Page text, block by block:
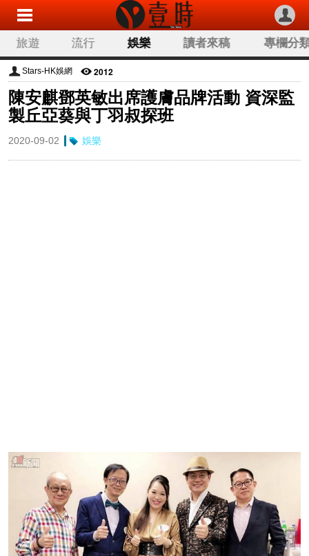
旅遊 流行 娛樂 讀者來稿 專欄分
Stars-HK娛網 2012
陳安麒鄧英敏出席護膚品牌活動 資深監
製丘亞葵與丁羽叔探班
2020-09-02 娛樂